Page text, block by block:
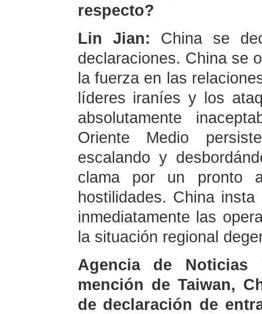
respecto?
Lin Jian: China se
declaraciones. China se
la fuerza en las
líderes iraníes y los
absolutamente
Oriente Medio
escalando y
clama por un
hostilidades. China
inmediatamente las
la situación regional
Agencia de Noticias
mención de Taiwan,
de declaración de